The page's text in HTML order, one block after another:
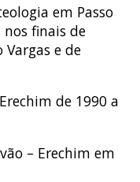
em Passo
finais de
e de
de 1990 a
– Erechim em